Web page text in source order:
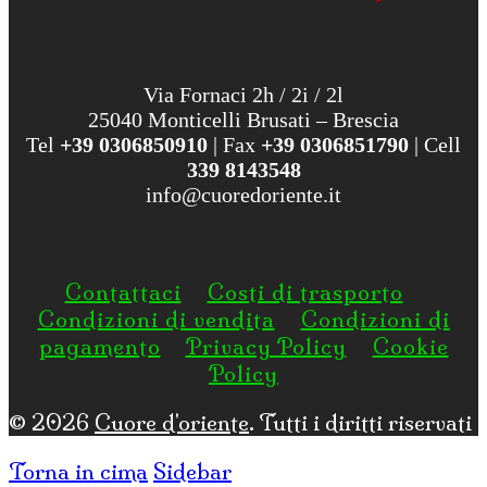
Via Fornaci 2h / 2i / 2l
25040 Monticelli Brusati – Brescia
Tel +39 0306850910 | Fax +39 0306851790 | Cell
339 8143548
info@cuoredoriente.it
Contattaci
Costi di trasporto
Condizioni di vendita
Condizioni di
pagamento
Privacy Policy
Cookie
Policy
© 2026 Cuore d'oriente. Tutti i diritti riservati
Torna in cima Sidebar